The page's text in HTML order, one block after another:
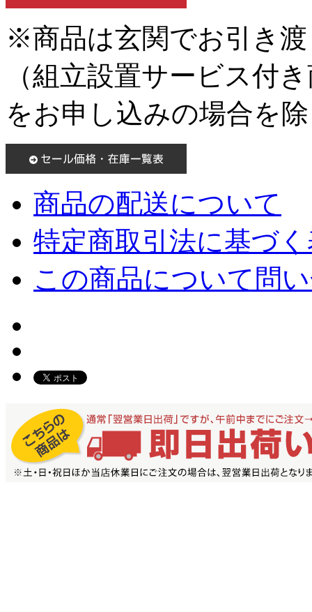
※商品は玄関でお引き
（組立設置サービス付
をお申し込みの場合を
商品の配送について
特定商取引法に基づ
この商品について問